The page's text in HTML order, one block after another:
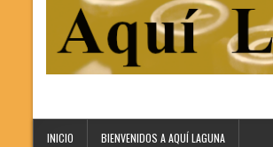
INICIO BIENVENIDOS A AQUÍ LAGUNA